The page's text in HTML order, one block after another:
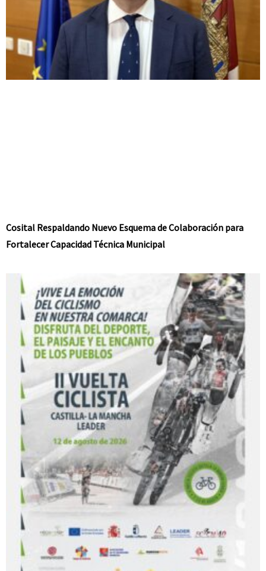
Cosital Respaldando Nuevo Esquema de Colaboración para
Fortalecer Capacidad Técnica Municipal